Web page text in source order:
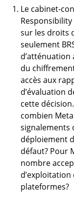
Le cabinet-
Responsibility
sur les droits
seulement
du
accès aux
d’évaluation
cette
combien
signalements
déploiement
défaut? Pour
nombre
d’exploitation
plateformes?